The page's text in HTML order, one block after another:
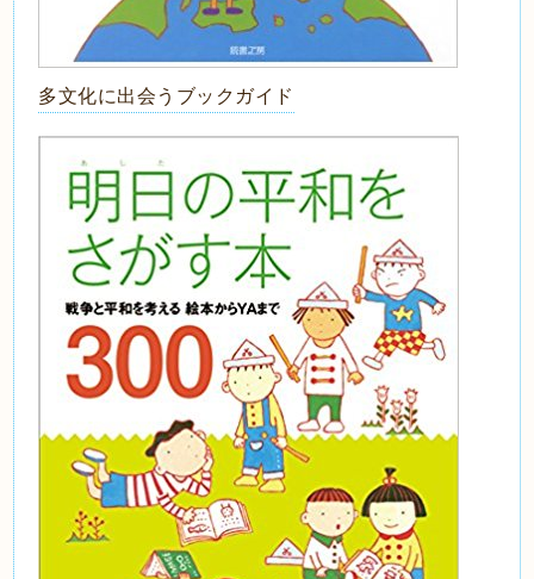
多文化に出会うブックガイド